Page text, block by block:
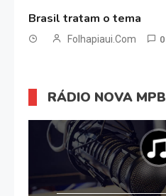
Brasil tratam o tema
Folhapiaui.com 0
RÁDIO NOVA MPB